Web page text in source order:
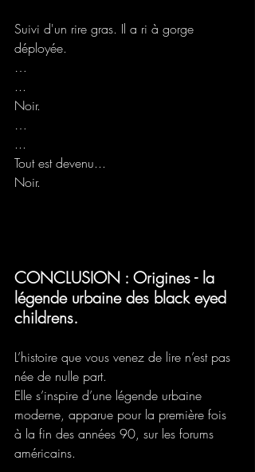
Suivi d'un rire gras. Il a ri à gorge
déployée.
…
...
Noir.
…
...
Tout est devenu...
Noir.
CONCLUSION : Origines - la
légende urbaine des black eyed
childrens.
L’histoire que vous venez de lire n’est pas
née de nulle part.
Elle s’inspire d’une légende urbaine
moderne, apparue pour la première fois
à la fin des années 90, sur les forums
américains.